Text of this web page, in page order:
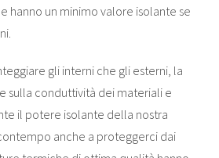
hanno un minimo valore isolante se
gli interni che gli esterni, la
sulla conduttività dei materiali e
il potere isolante della nostra
anche a proteggerci dai